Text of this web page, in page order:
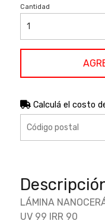
Cantidad
Calculá el costo
LÁMINA
UV 99 IRR 90